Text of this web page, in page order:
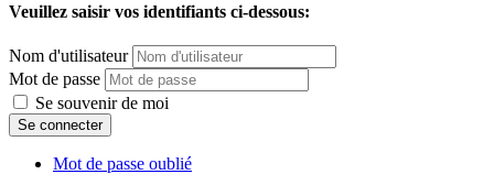
Veuillez saisir vos identifiants ci-dessous:
Nom d'utilisateur
Mot de passe
Se souvenir de moi
Mot de passe oublié